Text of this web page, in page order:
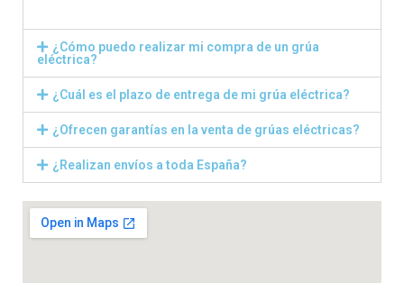
¿Cómo puedo realizar mi compra de un grúa
eléctrica?
¿Cuál es el plazo de entrega de mi grúa eléctrica?
¿Ofrecen garantías en la venta de grúas eléctricas?
¿Realizan envíos a toda España?